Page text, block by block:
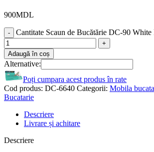
900MDL
Cantitate Scaun de Bucătărie DC-90 White
Adaugă în coș
Alternative:
Poți cumpara acest produs în rate
Cod produs: DC-6640 Categorii: Mobila
Bucatarie
Descriere
Livrare și achitare
Descriere